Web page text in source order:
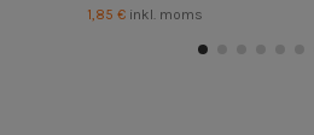
1,85 € inkl. moms